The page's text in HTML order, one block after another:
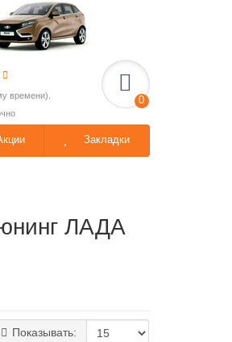
времени).
0
Закладки
ЛАДА
Показывать: